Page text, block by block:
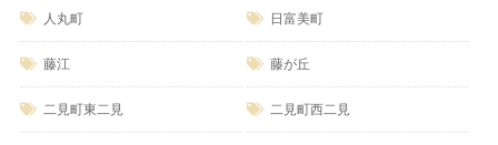
人丸町 日富美町
藤江 藤が丘
二見町東二見 二見町西二見